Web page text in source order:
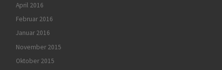
April 2016
Februar 2016
Januar 2016
November 2015
Oktober 2015